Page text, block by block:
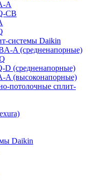
A
CB
системы Daikin
A (средненапорные)
D (средненапорные)
A (высоконапорные)
потолочные сплит-
Daikin